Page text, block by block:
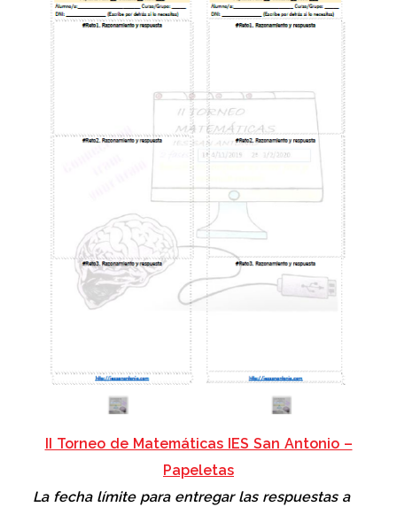
II Torneo de Matemáticas IES San Antonio –
Papeletas
La fecha límite para entregar las respuestas a